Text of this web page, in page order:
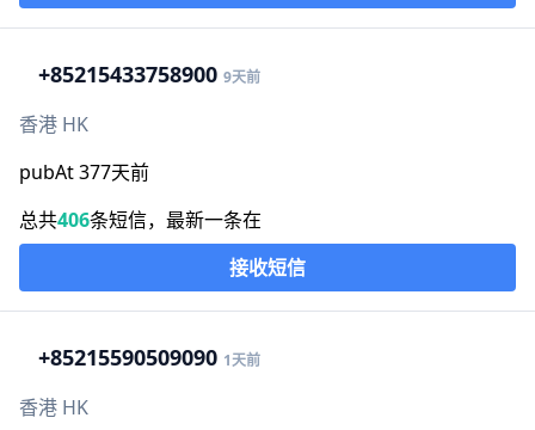
+85215433758900 9天前
香港 HK
pubAt 377天前
总共406条短信，最新一条在
接收短信
+85215590509090 1天前
香港 HK